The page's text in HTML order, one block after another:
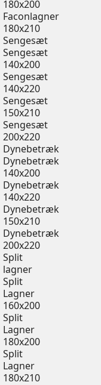
180x200
Faconlagner
180x210
Sengesæt
Sengesæt
140x200
Sengesæt
140x220
Sengesæt
150x210
Sengesæt
200x220
Dynebetræk
Dynebetræk
140x200
Dynebetræk
140x220
Dynebetræk
150x210
Dynebetræk
200x220
Split
lagner
Split
Lagner
160x200
Split
Lagner
180x200
Split
Lagner
180x210